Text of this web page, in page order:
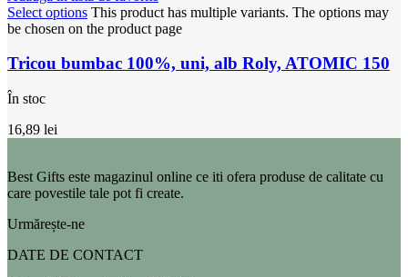
Select options This product has multiple variants. The options may
be chosen on the product page
Tricou bumbac 100%, uni, alb Roly, ATOMIC 150
În stoc
16,89 lei
Best Gifts este magazinul online ce iti ofera produse de calitate cu
care povestile tale pot fi create.
Urmărește-ne
DATE DE CONTACT